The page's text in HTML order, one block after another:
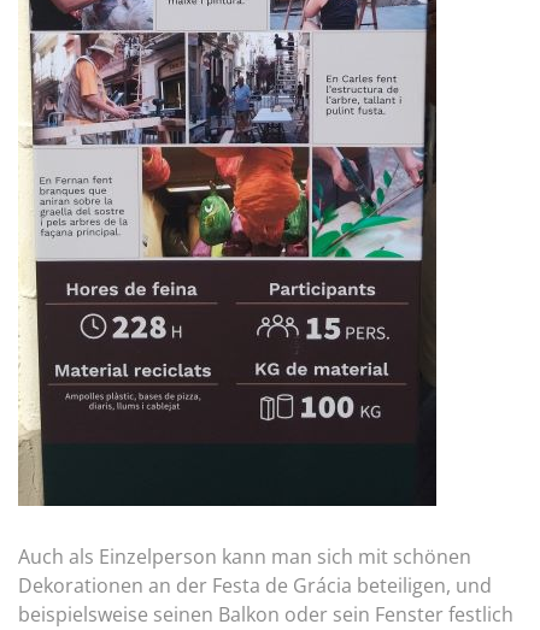
Auch als Einzelperson kann man sich mit schönen
Dekorationen an der Festa de Grácia beteiligen, und
beispielsweise seinen Balkon oder sein Fenster festlich